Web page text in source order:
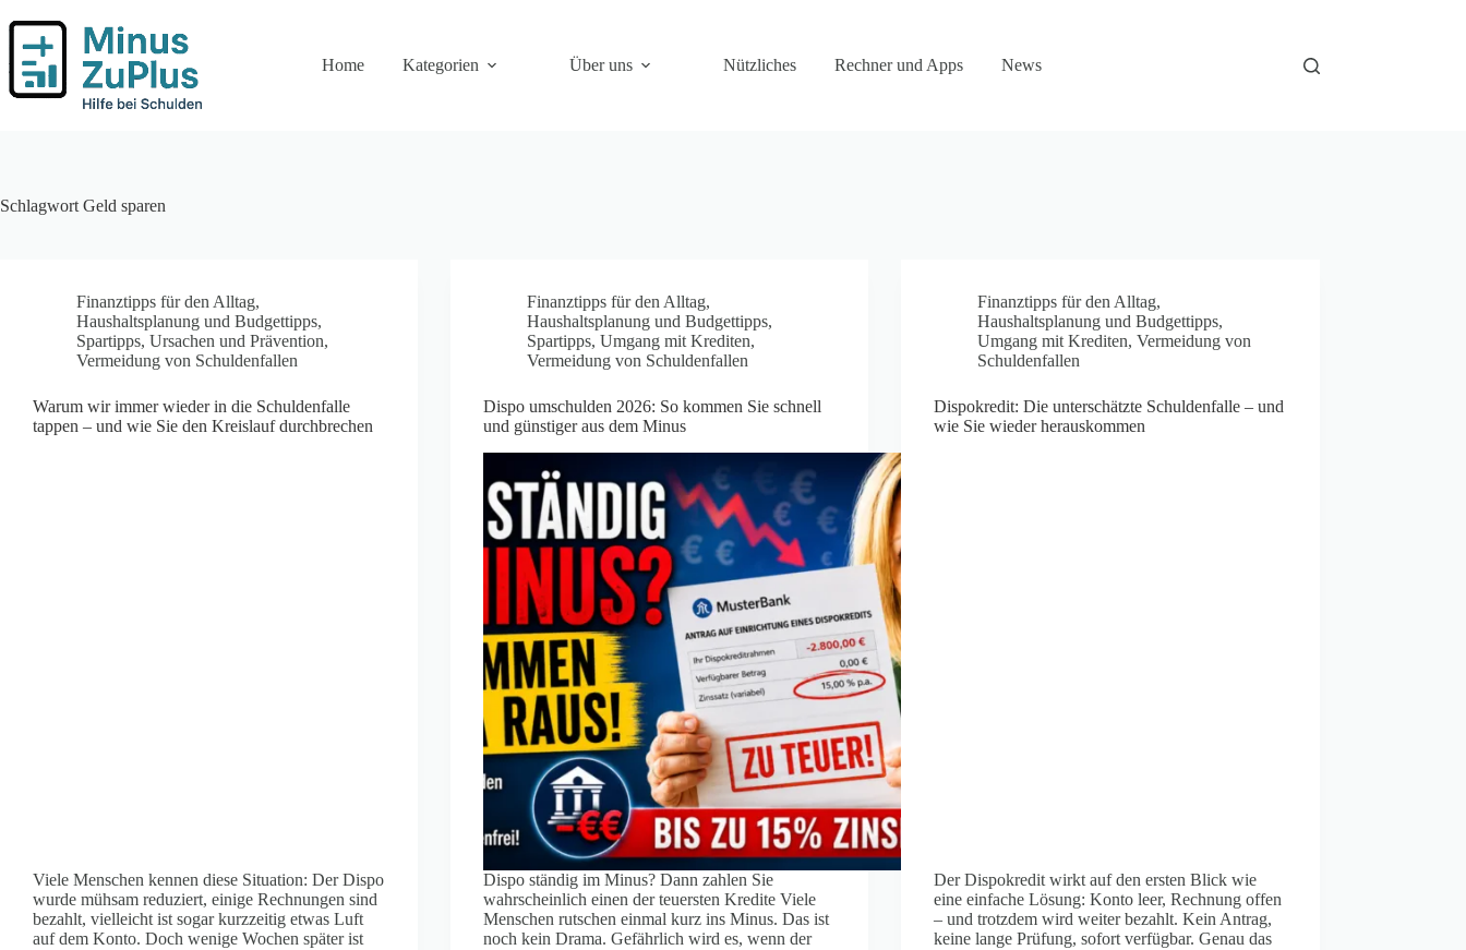
Inhalt
springen
Home
Kategorien Über uns Nützliches Rechner und Apps News
Schlagwort Geld sparen
Finanztipps für den Alltag,
Haushaltsplanung und Budgettipps,
Spartipps, Ursachen und Prävention,
Vermeidung von Schuldenfallen
Warum wir immer wieder in die Schuldenfalle
tappen – und wie Sie den Kreislauf durchbrechen
Viele Menschen kennen diese Situation: Der Dispo
wurde mühsam reduziert, einige Rechnungen sind
bezahlt, vielleicht ist sogar kurzzeitig etwas Luft
auf dem Konto. Doch wenige Wochen später ist
Finanztipps für den Alltag,
Haushaltsplanung und Budgettipps,
Spartipps,Umgang mit Krediten,
Vermeidung von Schuldenfallen
Dispo umschulden 2026: So kommen Sie schnell
und günstiger aus dem Minus
Dispo ständig im Minus? Dann zahlen Sie
wahrscheinlich einen der teuersten Kredite Viele
Menschen rutschen einmal kurz ins Minus. Das ist
noch kein Drama. Gefährlich wird es, wenn der
Finanztipps für den Alltag,
Haushaltsplanung und Budgettipps,
Umgang mit Krediten,Vermeidung von
Schuldenfallen
Dispokredit: Die unterschätzte Schuldenfalle – und
wie Sie wieder herauskommen
Der Dispokredit wirkt auf den ersten Blick wie
eine einfache Lösung: Konto leer, Rechnung offen
– und trotzdem wird weiter bezahlt. Kein Antrag,
keine lange Prüfung, sofort verfügbar. Genau das